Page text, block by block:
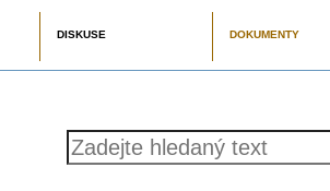
DISKUSE DOKUMENTY